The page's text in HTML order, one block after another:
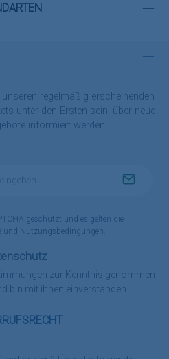
regelmäßig erscheinenden
unter den Ersten sein, über neue
informiert werden.
geschützt und es gelten die
und Nutzungsbedingungen
zur Kenntnis genommen
bin mit ihnen einverstanden.